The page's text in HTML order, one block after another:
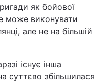
як бойової
може виконувати
але не на більшій
існує інша
суттєво збільшилася